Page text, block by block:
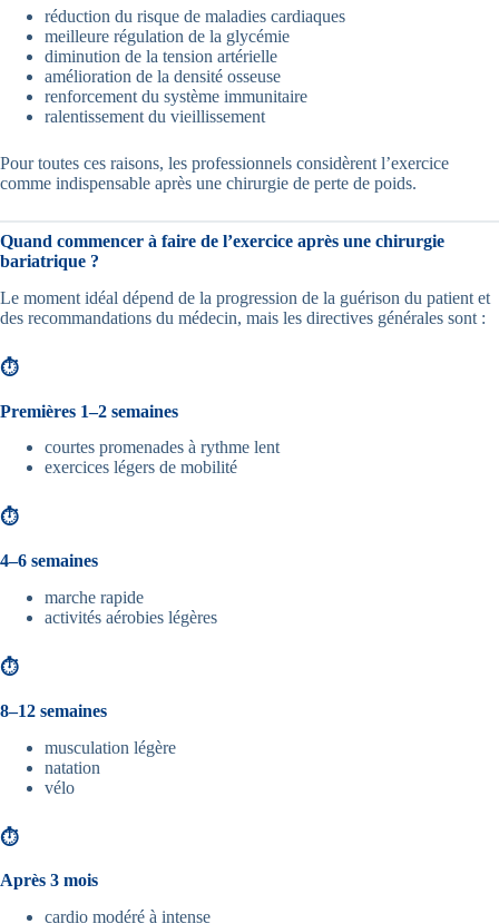
réduction du risque de maladies cardiaques
meilleure régulation de la glycémie
diminution de la tension artérielle
amélioration de la densité osseuse
renforcement du système immunitaire
ralentissement du vieillissement
Pour toutes ces raisons, les professionnels considèrent l’exercice
comme indispensable après une chirurgie de perte de poids.
Quand commencer à faire de l’exercice après une chirurgie
bariatrique ?
Le moment idéal dépend de la progression de la guérison du patient et
des recommandations du médecin, mais les directives générales sont :
⏱
Premières 1–2 semaines
courtes promenades à rythme lent
exercices légers de mobilité
⏱
4–6 semaines
marche rapide
activités aérobies légères
⏱
8–12 semaines
musculation légère
natation
vélo
⏱
Après 3 mois
cardio modéré à intense